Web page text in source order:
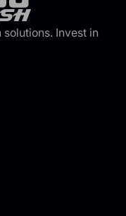
Invest in